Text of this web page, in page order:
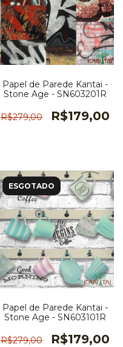
Papel de Parede Kantai -
Stone Age - SN603201R
R$279,00 R$179,00
ESGOTADO
Papel de Parede Kantai -
Stone Age - SN603101R
R$279,00 R$179,00